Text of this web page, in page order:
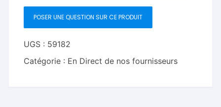
Prisma
Lites
Pair
JUNIOR
-
POSER UNE QUESTION SUR CE PRODUIT
UGS : 59182
Catégorie : En Direct de nos fournisseurs